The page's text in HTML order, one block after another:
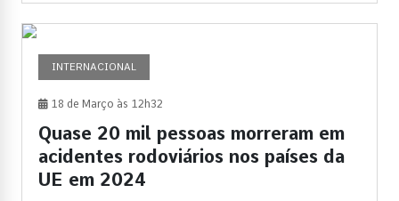
INTERNACIONAL
18 de Março às 12h32
Quase 20 mil pessoas morreram em
acidentes rodoviários nos países da
UE em 2024